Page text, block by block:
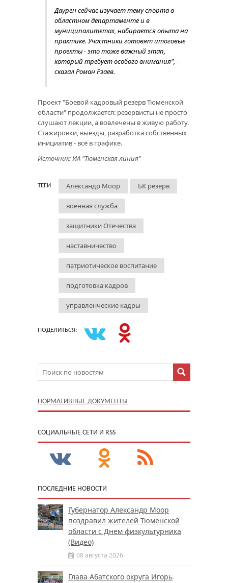
Даурен сейчас изучает тему спорта в
областном департаменте и в
муниципалитетах, набирается опыта на
практике. Участники готовят итоговые
проекты - это тоже важный этап,
который требует особого внимания", -
сказал Роман Рзаев.
Проект "Боевой кадровый резерв Тюменской
области" продолжается: резервисты не просто
слушают лекции, а вовлечены в живую работу.
Стажировки, выезды, разработка собственных
инициатив - всё в графике.
Источник: ИА "Тюменская линия"
ТЕГИ Александр Моор БК резерв
военная служба
защитники Отечества
наставничество
патриотическое воспитание
подготовка кадров
управленческие кадры
ПОДЕЛИТЬСЯ:
НОРМАТИВНЫЕ ДОКУМЕНТЫ
CОЦИАЛЬНЫЕ СЕТИ И RSS
ПОСЛЕДНИЕ НОВОСТИ
Губернатор Александр Моор
поздравил жителей Тюменской
области с Днем физкультурника
(Видео)
08 августа 2026
Глава Абатского округа Игорь